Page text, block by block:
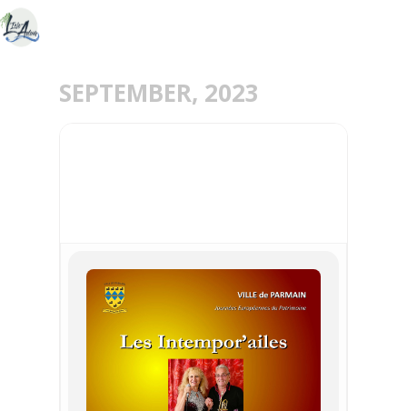
SEPTEMBER, 2023